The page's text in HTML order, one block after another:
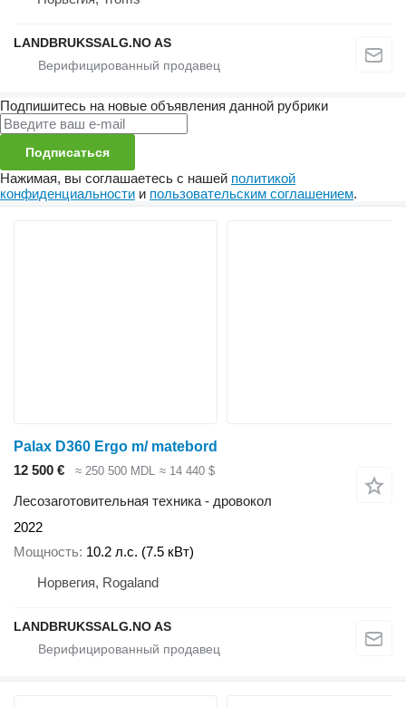
LANDBRUKSSALG.NO AS
Подпишитесь на новые объявления данной рубрики
Подписаться
Нажимая, вы соглашаетесь с нашей политикой
конфиденциальности и пользовательским соглашением.
Palax D360 Ergo m/ matebord
12 500 €
≈ 250 500 MDL ≈ 14 440 $
Лесозаготовительная техника - дровокол
2022
Мощность 10.2 л.с. (7.5 кВт)
Норвегия, Rogaland
LANDBRUKSSALG.NO AS